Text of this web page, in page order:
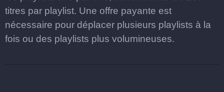
titres par playlist. Une offre payante est
nécessaire pour déplacer plusieurs playlists à la
fois ou des playlists plus volumineuses.